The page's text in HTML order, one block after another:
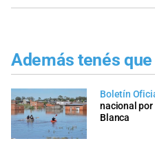
Además tenés
Boletín
nacional por
Blanca